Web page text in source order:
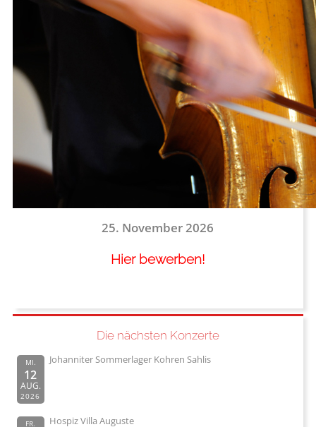
25. November 2026
Hier bewerben!
Die nächsten Konzerte
MI.
12
AUG.
2026
Johanniter Sommerlager Kohren Sahlis
FR. Hospiz Villa Auguste